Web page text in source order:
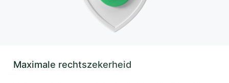
Maximale rechtszekerheid